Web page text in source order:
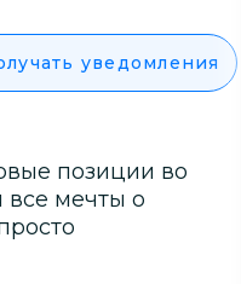
уведомления
позиции во
все мечты о